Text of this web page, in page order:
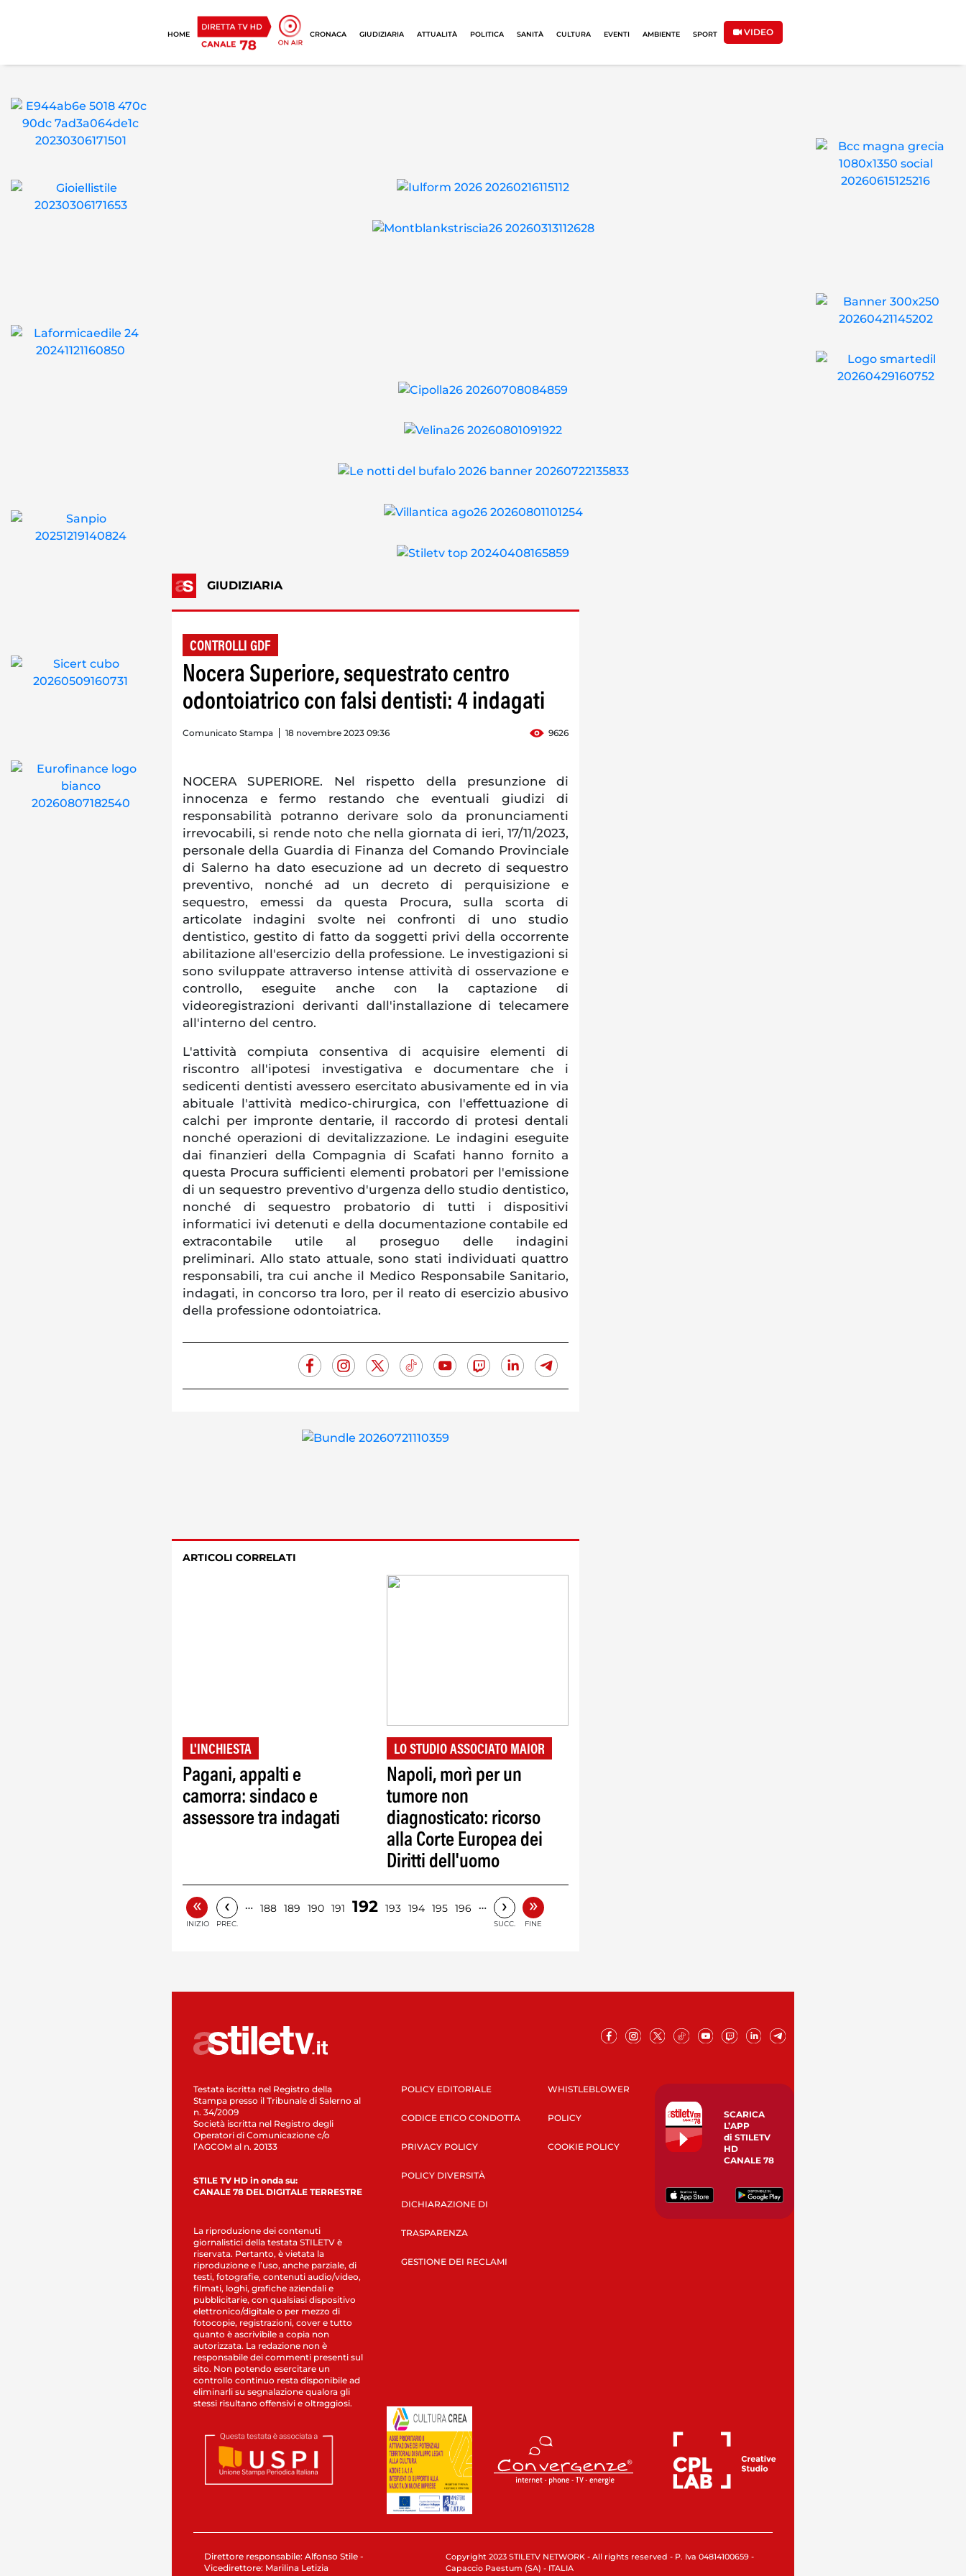
HOME CRONACA GIUDIZIARIA ATTUALITÀ POLITICA SANITÀ CULTURA EVENTI AMBIENTE SPORT VIDEO
GIUDIZIARIA
CONTROLLI GDF
Nocera Superiore, sequestrato centro
odontoiatrico con falsi dentisti: 4 indagati
Comunicato Stampa 18 novembre 2023 09:36 9626
NOCERA SUPERIORE. Nel rispetto della presunzione di
innocenza e fermo restando che eventuali giudizi di
responsabilità potranno derivare solo da pronunciamenti
irrevocabili, si rende noto che nella giornata di ieri, 17/11/2023,
personale della Guardia di Finanza del Comando Provinciale
di Salerno ha dato esecuzione ad un decreto di sequestro
preventivo, nonché ad un decreto di perquisizione e
sequestro, emessi da questa Procura, sulla scorta di
articolate indagini svolte nei confronti di uno studio
dentistico, gestito di fatto da soggetti privi della occorrente
abilitazione all'esercizio della professione. Le investigazioni si
sono sviluppate attraverso intense attività di osservazione e
controllo, eseguite anche con la captazione di
videoregistrazioni derivanti dall'installazione di telecamere
all'interno del centro.
L'attività compiuta consentiva di acquisire elementi di
riscontro all'ipotesi investigativa e documentare che i
sedicenti dentisti avessero esercitato abusivamente ed in via
abituale l'attività medico-chirurgica, con l'effettuazione di
calchi per impronte dentarie, il raccordo di protesi dentali
nonché operazioni di devitalizzazione. Le indagini eseguite
dai finanzieri della Compagnia di Scafati hanno fornito a
questa Procura sufficienti elementi probatori per l'emissione
di un sequestro preventivo d'urgenza dello studio dentistico,
nonché di sequestro probatorio di tutti i dispositivi
informatici ivi detenuti e della documentazione contabile ed
extracontabile utile al proseguo delle indagini
preliminari. Allo stato attuale, sono stati individuati quattro
responsabili, tra cui anche il Medico Responsabile Sanitario,
indagati, in concorso tra loro, per il reato di esercizio abusivo
della professione odontoiatrica.
ARTICOLI CORRELATI
L'INCHIESTA
Pagani, appalti e
camorra: sindaco e
assessore tra indagati
LO STUDIO ASSOCIATO MAIOR
Napoli, morì per un
tumore non
diagnosticato: ricorso
alla Corte Europea dei
Diritti dell'uomo
«
INIZIO
‹
PREC.
… 188 189 190 191 192 193 194 195 196 … ›
SUCC.
»
FINE
Testata iscritta nel Registro della
Stampa presso il Tribunale di Salerno al
n. 34/2009
Società iscritta nel Registro degli
Operatori di Comunicazione c/o
l’AGCOM al n. 20133
STILE TV HD in onda su:
CANALE 78 DEL DIGITALE TERRESTRE
La riproduzione dei contenuti
giornalistici della testata STILETV è
riservata. Pertanto, è vietata la
riproduzione e l’uso, anche parziale, di
testi, fotografie, contenuti audio/video,
filmati, loghi, grafiche aziendali e
pubblicitarie, con qualsiasi dispositivo
elettronico/digitale o per mezzo di
fotocopie, registrazioni, cover e tutto
quanto è ascrivibile a copia non
autorizzata. La redazione non è
responsabile dei commenti presenti sul
sito. Non potendo esercitare un
controllo continuo resta disponibile ad
eliminarli su segnalazione qualora gli
stessi risultano offensivi e oltraggiosi.
POLICY EDITORIALE
CODICE ETICO CONDOTTA
PRIVACY POLICY
POLICY DIVERSITÀ
DICHIARAZIONE DI
TRASPARENZA
GESTIONE DEI RECLAMI
WHISTLEBLOWER
POLICY
COOKIE POLICY
SCARICA
L’APP
di STILETV
HD
CANALE 78
Direttore responsabile: Alfonso Stile -
Vicedirettore: Marilina Letizia
Copyright 2023 STILETV NETWORK - All rights reserved - P. Iva 04814100659 -
Capaccio Paestum (SA) - ITALIA